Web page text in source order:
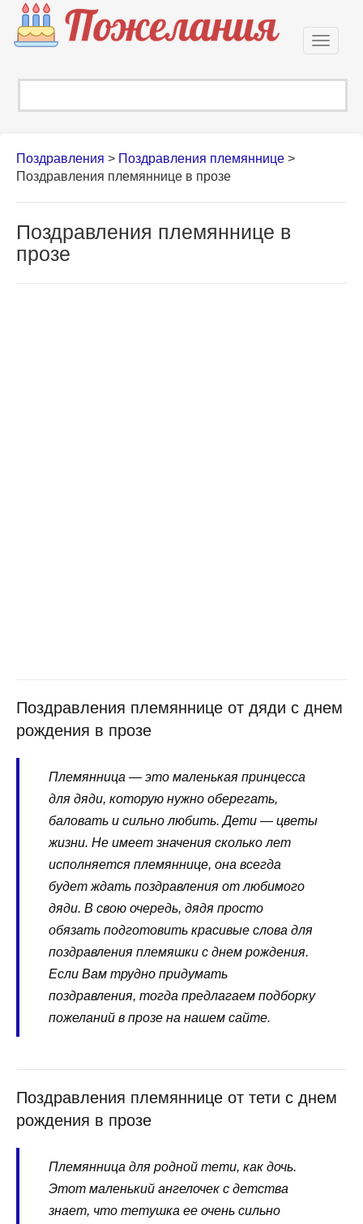
Поздравления > Поздравления племяннице >
Поздравления племяннице в прозе
Поздравления племяннице в
прозе
Поздравления племяннице от дяди с днем
рождения в прозе
Племянница — это маленькая принцесса
для дяди, которую нужно оберегать,
баловать и сильно любить. Дети — цветы
жизни. Не имеет значения сколько лет
исполняется племяннице, она всегда
будет ждать поздравления от любимого
дяди. В свою очередь, дядя просто
обязать подготовить красивые слова для
поздравления племяшки с днем рождения.
Если Вам трудно придумать
поздравления, тогда предлагаем подборку
пожеланий в прозе на нашем сайте.
Поздравления племяннице от тети с днем
рождения в прозе
Племянница для родной тети, как дочь.
Этот маленький ангелочек с детства
знает, что тетушка ее очень сильно